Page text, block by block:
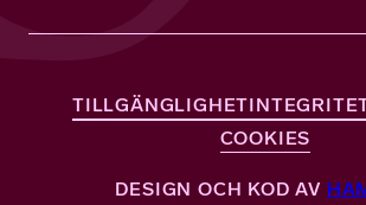
TILLGÄNGLIGHET
COOKIES
DESIGN OCH KOD AV